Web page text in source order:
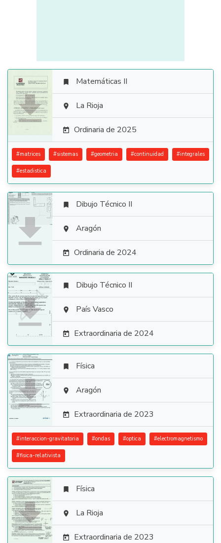

 Matemáticas II
 La Rioja
 Ordinaria de 2025
#matrices #sistemas #geometria #continuidad #integrales
#estadistica

 Dibujo Técnico II
 Aragón
 Ordinaria de 2024

 Dibujo Técnico II
 País Vasco
 Extraordinaria de 2024

 Física
 Aragón
 Extraordinaria de 2023
#interaccion-gravitatoria #ondas #optica #electromagnetismo
#fisica-relativista

 Física
 La Rioja
 Extraordinaria de 2023